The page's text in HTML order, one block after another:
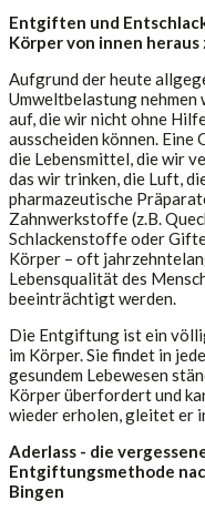
Entgiften und
Körper von innen heraus
Aufgrund der heute
Umweltbelastung nehmen
auf, die wir nicht ohne
ausscheiden können. Eine
die Lebensmittel, die wir
das wir trinken, die Luft,
pharmazeutische
Zahnwerkstoffe (z.B.
Schlackenstoffe oder
Körper – oft
Lebensqualität des
beeinträchtigt werden.
Die Entgiftung ist ein
im Körper. Sie findet in
gesundem Lebewesen
Körper überfordert und
wieder erholen, gleitet er
Aderlass - die
Entgiftungsmethode
Bingen